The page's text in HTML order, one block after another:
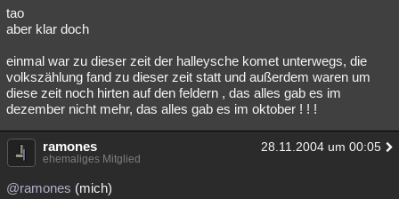
tao
aber klar doch
einmal war zu dieser zeit der halleysche komet unterwegs, die
volkszählung fand zu dieser zeit statt und außerdem waren um
diese zeit noch hirten auf den feldern , das alles gab es im
dezember nicht mehr, das alles gab es im oktober ! ! !
ramones 28.11.2004 um 00:05
ehemaliges Mitglied
@ramones (mich)